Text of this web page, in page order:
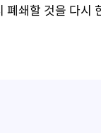
쇄할 것을 다시